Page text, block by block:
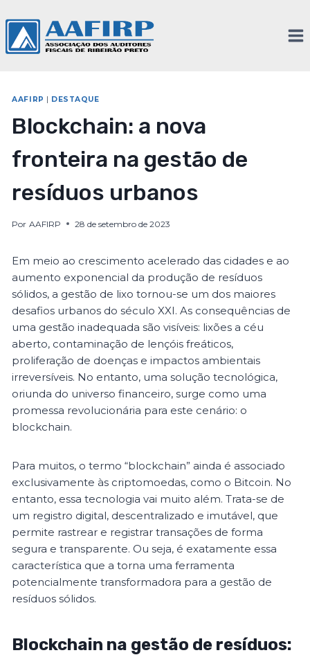
AAFIRP DESTAQUE
Blockchain: a nova
fronteira na gestão de
resíduos urbanos
Por AAFIRP 28 de setembro de 2023
Em meio ao crescimento acelerado das cidades e ao
aumento exponencial da produção de resíduos
sólidos, a gestão de lixo tornou-se um dos maiores
desafios urbanos do século XXI. As consequências de
uma gestão inadequada são visíveis: lixões a céu
aberto, contaminação de lençóis freáticos,
proliferação de doenças e impactos ambientais
irreversíveis. No entanto, uma solução tecnológica,
oriunda do universo financeiro, surge como uma
promessa revolucionária para este cenário: o
blockchain.
Para muitos, o termo “blockchain” ainda é associado
exclusivamente às criptomoedas, como o Bitcoin. No
entanto, essa tecnologia vai muito além. Trata-se de
um registro digital, descentralizado e imutável, que
permite rastrear e registrar transações de forma
segura e transparente. Ou seja, é exatamente essa
característica que a torna uma ferramenta
potencialmente transformadora para a gestão de
resíduos sólidos.
Blockchain na gestão de resíduos: